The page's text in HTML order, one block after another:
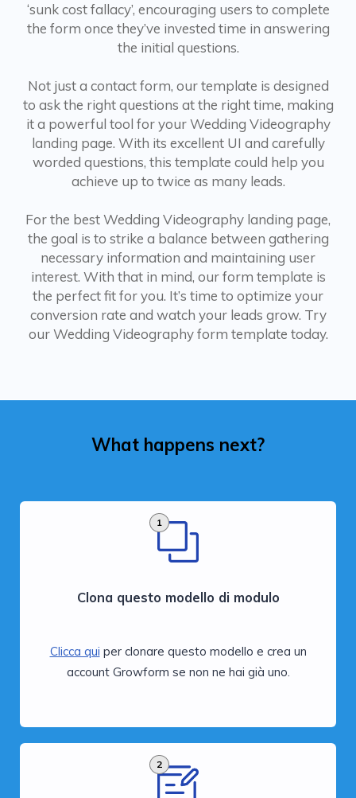
‘sunk cost fallacy’, encouraging users to complete
the form once they’ve invested time in answering
the initial questions.
Not just a contact form, our template is designed
to ask the right questions at the right time, making
it a powerful tool for your Wedding Videography
landing page. With its excellent UI and carefully
worded questions, this template could help you
achieve up to twice as many leads.
For the best Wedding Videography landing page,
the goal is to strike a balance between gathering
necessary information and maintaining user
interest. With that in mind, our form template is
the perfect fit for you. It’s time to optimize your
conversion rate and watch your leads grow. Try
our Wedding Videography form template today.
What happens next?
1
Clona questo modello di modulo
Clicca qui per clonare questo modello e crea un
account Growform se non ne hai già uno.
2